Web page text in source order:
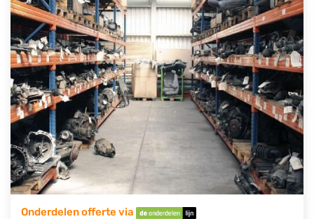
Onderdelen offerte via